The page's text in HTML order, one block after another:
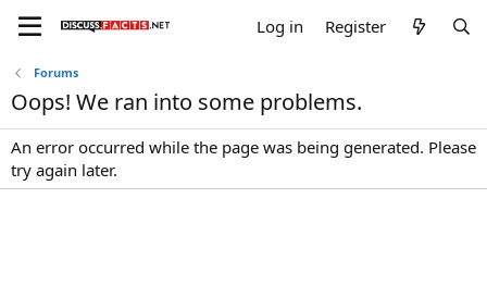
Log in Register
Forums
Oops! We ran into some problems.
An error occurred while the page was being generated. Please
try again later.